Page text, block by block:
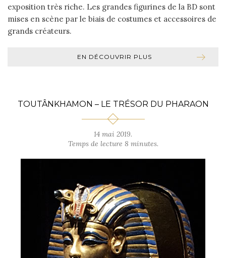
exposition très riche. Les grandes figurines de la BD sont
mises en scène par le biais de costumes et accessoires de
grands créateurs.
EN DÉCOUVRIR PLUS
TOUTÂNKHAMON – LE TRÉSOR DU PHARAON
14 mai 2019.
Temps de lecture 8 minutes.